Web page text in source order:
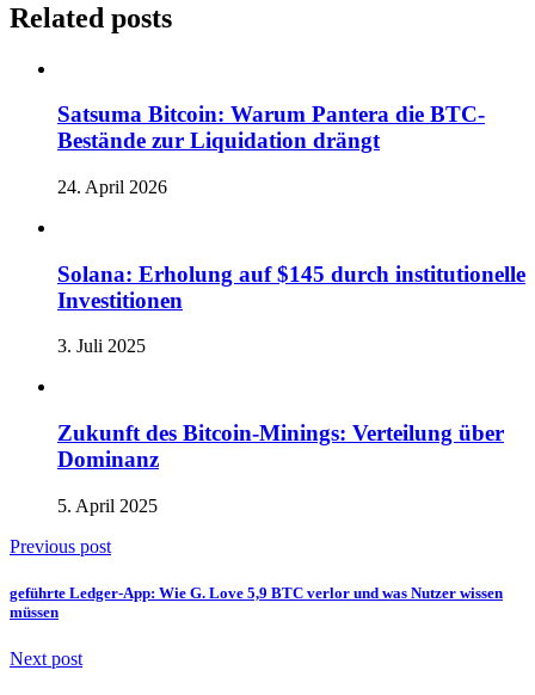
Related posts
Satsuma Bitcoin: Warum Pantera die BTC-
Bestände zur Liquidation drängt
24. April 2026
Solana: Erholung auf $145 durch institutionelle
Investitionen
3. Juli 2025
Zukunft des Bitcoin-Minings: Verteilung über
Dominanz
5. April 2025
Previous post
geführte Ledger-App: Wie G. Love 5,9 BTC verlor und was Nutzer wissen
müssen
Next post